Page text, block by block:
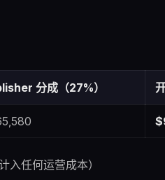
分成（27%）
入任何运营成本）